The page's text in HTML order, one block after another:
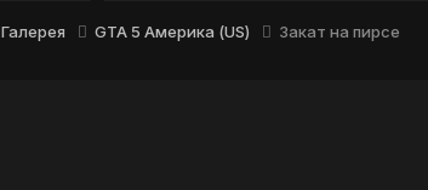
Галерея GTA 5 Америка (US) Закат на пирсе